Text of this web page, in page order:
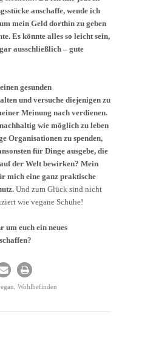
anschaffe, wende ich
mein Geld dorthin zu geben
Es könnte alles so leicht sein,
ausschließlich – gute
gesunden
und versuche diejenigen zu
Meinung nach verdienen.
wie möglich zu leben
Organisationen zu spenden,
für Dinge ausgebe, die
der Welt bewirken? Mein
mich eine ganz praktische
Und zum Glück sind nicht
wie vegane Schuhe!
um euch ein neues
, Wohlbefinden